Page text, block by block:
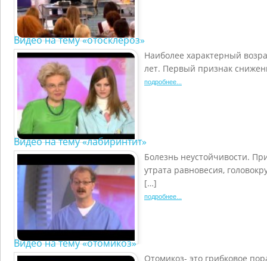
Видео на тему «отосклероз»
Наиболее характерный
лет. Первый признак
подробнее...
Видео на тему «лабиринтит»
Болезнь неустойчивости.
утрата равновесия,
[…]
подробнее...
Видео на тему «отомикоз»
Отомикоз- это грибковое